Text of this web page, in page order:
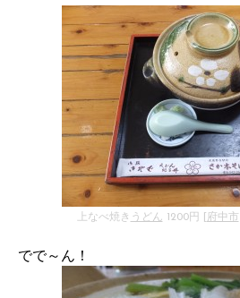
上なべ焼き うどん 1200円 [ 府中市
でで～ん！